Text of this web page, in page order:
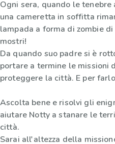
Ogni sera, quando le
una cameretta in soffitta
lampada a forma di zombie
mostri!
Da quando suo padre si è
portare a termine le missioni
proteggere la città. E per
Ascolta bene e risolvi gli
aiutare Notty a stanare le
città.
Sarai all'altezza della